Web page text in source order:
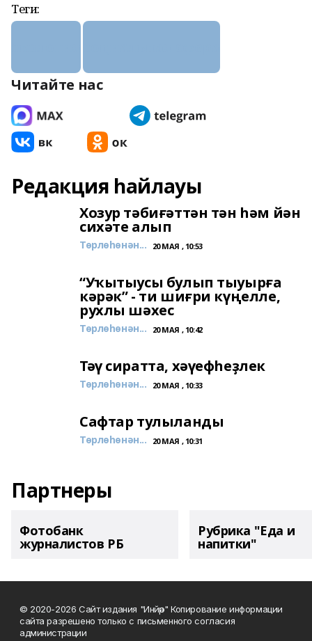
Теги:
Читайте нас
Редакция һайлауы
Хозур тәбиғәттән тән һәм йән
сихәте алып
Төрлөһөнән... 20 МАЯ , 10:53
“Уҡытыусы булып тыуырға
кәрәк” - ти шиғри күңелле,
рухлы шәхес
Төрлөһөнән... 20 МАЯ , 10:42
Тәү сиратта, хәүефһеҙлек
Төрлөһөнән... 20 МАЯ , 10:33
Сафтар тулыланды
Төрлөһөнән... 20 МАЯ , 10:31
Партнеры
Фотобанк
журналистов РБ
Рубрика "Еда и
напитки"
© 2020-2026 Сайт издания "Инйәр" Копирование информации
сайта разрешено только с письменного согласия
администрации